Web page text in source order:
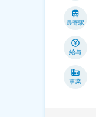
最寄駅
給与
事業